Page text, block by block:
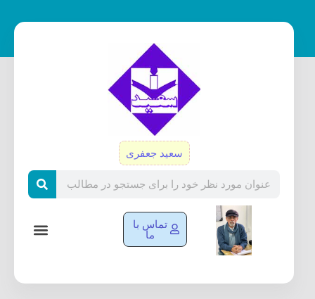
سعید جعفری
تماس با
ما